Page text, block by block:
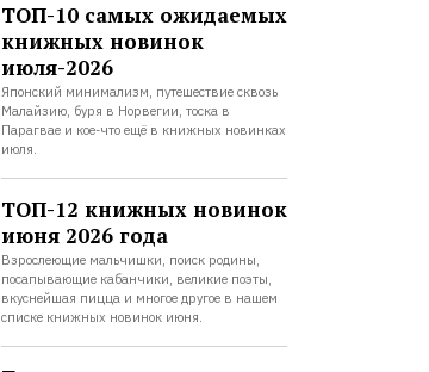
ТОП-10 самых ожидаемых
книжных новинок
июля-2026
Японский минимализм, путешествие сквозь
Малайзию, буря в Норвегии, тоска в
Парагвае и кое-что ещё в книжных новинках
июля.
ТОП-12 книжных новинок
июня 2026 года
Взрослеющие мальчишки, поиск родины,
посапывающие кабанчики, великие поэты,
вкуснейшая пицца и многое другое в нашем
списке книжных новинок июня.